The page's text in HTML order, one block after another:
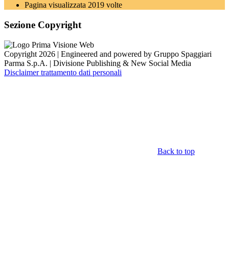
Pagina visualizzata 2019 volte
Sezione Copyright
Copyright 2026 | Engineered and powered by Gruppo Spaggiari
Parma S.p.A. | Divisione Publishing & New Social Media
Disclaimer trattamento dati personali
Back to top